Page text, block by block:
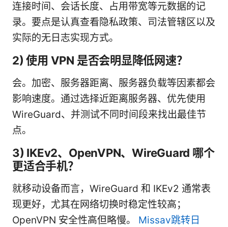
连接时间、会话长度、占用带宽等元数据的记
录。要点是认真查看隐私政策、司法管辖区以及
实际的无日志实现方式。
2) 使用 VPN 是否会明显降低网速？
会。加密、服务器距离、服务器负载等因素都会
影响速度。通过选择近距离服务器、优先使用
WireGuard、并测试不同时间段来找出最佳节
点。
3) IKEv2、OpenVPN、WireGuard 哪个
更适合手机？
就移动设备而言，WireGuard 和 IKEv2 通常表
现更好，尤其在网络切换时稳定性较高；
OpenVPN 安全性高但略慢。 Missav跳转日